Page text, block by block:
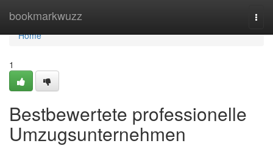
bookmarkwuzz
Home
Home
1
Bestbewertete professionelle
Umzugsunternehmen